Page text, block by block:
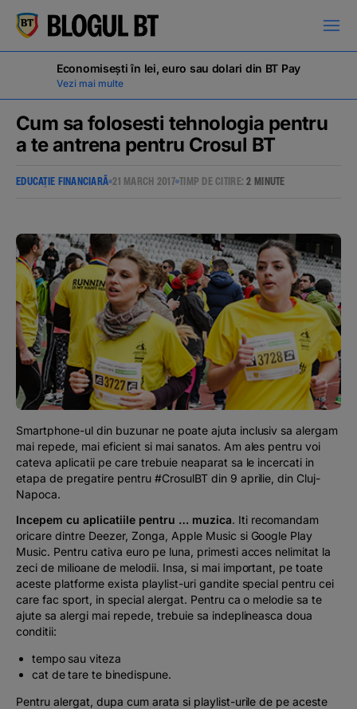
кириллица
Campanii
BT Pay
Evenimente
Podcast
The MacRO Zone
Pentru antreprenori
Banking, pe relaxare
Economisești în lei, euro sau dolari din BT Pay
Vezi mai multe
Cum sa folosesti tehnologia pentru
a te antrena pentru Crosul BT
EDUCAȚIE FINANCIARĂ 21 MARCH 2017 TIMP DE CITIRE:2 MINUTE
Smartphone-ul din buzunar ne poate ajuta inclusiv sa alergam
mai repede, mai eficient si mai sanatos. Am ales pentru voi
cateva aplicatii pe care trebuie neaparat sa le incercati in
etapa de pregatire pentru #CrosulBT din 9 aprilie, din Cluj-
Napoca.
Incepem cu aplicatiile pentru … muzica. Iti recomandam
oricare dintre Deezer, Zonga, Apple Music si Google Play
Music. Pentru cativa euro pe luna, primesti acces nelimitat la
zeci de milioane de melodii. Insa, si mai important, pe toate
aceste platforme exista playlist-uri gandite special pentru cei
care fac sport, in special alergat. Pentru ca o melodie sa te
ajute sa alergi mai repede, trebuie sa indeplineasca doua
conditii:
tempo sau viteza
cat de tare te binedispune.
Pentru alergat, dupa cum arata si playlist-urile de pe aceste